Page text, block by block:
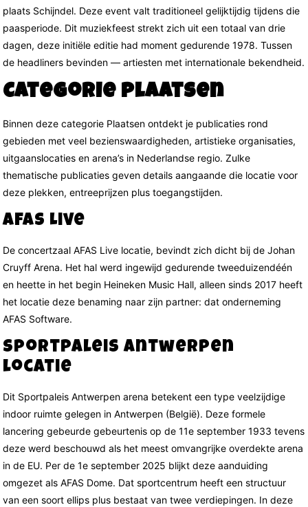
plaats Schijndel. Deze event valt traditioneel gelijktijdig tijdens die
paasperiode. Dit muziekfeest strekt zich uit een totaal van drie
dagen, deze initiële editie had moment gedurende 1978. Tussen
de headliners bevinden — artiesten met internationale bekendheid.
Categorie plaatsen
Binnen deze categorie Plaatsen ontdekt je publicaties rond
gebieden met veel bezienswaardigheden, artistieke organisaties,
uitgaanslocaties en arena’s in Nederlandse regio. Zulke
thematische publicaties geven details aangaande die locatie voor
deze plekken, entreeprijzen plus toegangstijden.
Afas Live
De concertzaal AFAS Live locatie, bevindt zich dicht bij de Johan
Cruyff Arena. Het hal werd ingewijd gedurende tweeduizendéén
en heette in het begin Heineken Music Hall, alleen sinds 2017 heeft
het locatie deze benaming naar zijn partner: dat onderneming
AFAS Software.
Sportpaleis Antwerpen
locatie
Dit Sportpaleis Antwerpen arena betekent een type veelzijdige
indoor ruimte gelegen in Antwerpen (België). Deze formele
lancering gebeurde gebeurtenis op de 11e september 1933 tevens
deze werd beschouwd als het meest omvangrijke overdekte arena
in de EU. Per de 1e september 2025 blijkt deze aanduiding
omgezet als AFAS Dome. Dat sportcentrum heeft een structuur
van een soort ellips plus bestaat van twee verdiepingen. In deze